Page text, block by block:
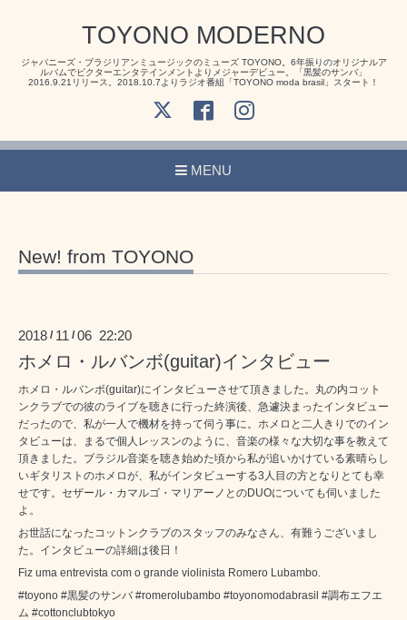
TOYONO MODERNO
ジャパニーズ・ブラジリアンミュージックのミューズ TOYONO。6年振りのオリジナルア
ルバムでビクターエンタテインメントよりメジャーデビュー。「黒髪のサンバ」
2016.9.21リリース。2018.10.7よりラジオ番組「TOYONO moda brasil」スタート！
MENU
New! from TOYONO
2018 / 11 /06 22:20
ホメロ・ルバンボ(guitar)インタビュー
ホメロ・ルバンボ(guitar)にインタビューさせて頂きました。丸の内コット
ンクラブでの彼のライブを聴きに行った終演後、急遽決まったインタビュー
だったので、私が一人で機材を持って伺う事に。ホメロと二人きりでのイン
タビューは、まるで個人レッスンのように、音楽の様々な大切な事を教えて
頂きました。ブラジル音楽を聴き始めた頃から私が追いかけている素晴らし
いギタリストのホメロが、私がインタビューする3人目の方となりとても幸
せです。セザール・カマルゴ・マリアーノとのDUOについても伺いました
よ。
お世話になったコットンクラブのスタッフのみなさん、有難うございまし
た。インタビューの詳細は後日！
Fiz uma entrevista com o grande violinista Romero Lubambo.
#toyono #黒髪のサンバ #romerolubambo #toyonomodabrasil #調布エフエ
ム #cottonclubtokyo